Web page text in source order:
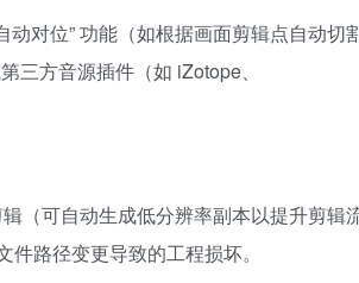
对位” 功能（如根据画面剪辑点自动切
三方音源插件（如 iZotope、
（可自动生成低分辨率副本以提升剪辑
路径变更导致的工程损坏。